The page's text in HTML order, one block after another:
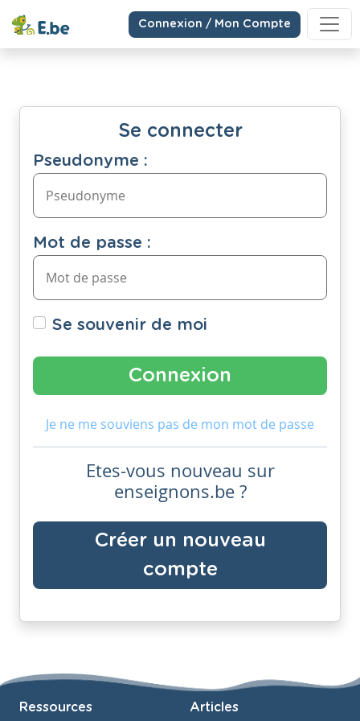
Connexion / Mon Compte
Se connecter
Pseudonyme :
Mot de passe :
Se souvenir de moi
Je ne me souviens pas de mon mot de passe
Etes-vous nouveau sur
enseignons.be ?
Créer un nouveau
compte
Ressources Articles